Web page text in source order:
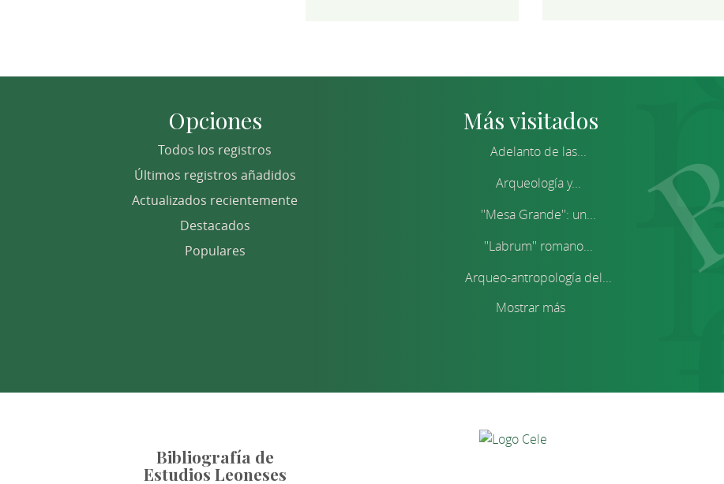
Opciones
Todos los registros
Últimos registros añadidos
Actualizados recientemente
Destacados
Populares
Más visitados
Adelanto de las...
Arqueología y...
''Mesa Grande'': un...
''Labrum'' romano...
Arqueo-antropología del...
Mostrar más
Bibliografía de
Estudios Leoneses